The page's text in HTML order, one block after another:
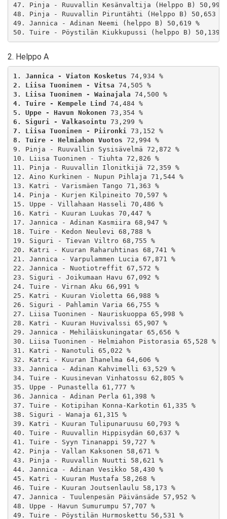
47. Pinja - Ruuvallin Kesänvaltija (Helppo B) 50,999
48. Pinja - Ruuvallin Piruntähti (Helppo B) 50,653 %
49. Jannica - Adinan Neemi (helppo B) 50,619 %
2. Helppo A
1. Jannica - Viaton Kosketus
74,934 %
2. Liisa Tuoninen - Vitsa
74,505 %
3. Liisa Tuoninen - Wainajala
74,500 %
4. Tuire - Kempele Lind
74,484 %
5. Uppe - Havun Nokonen
73,354 %
6. Siguri - Valkasointu
73,299 %
7. Liisa Tuoninen - Piironki
73,152 %
8. Tuire - Helmiahon Vuotos 72,994 %
9. Pinja - Ruuvallin Sysisävelmä 72,872 %
10. Liisa Tuoninen - Tiuhta 72,826 %
11. Pinja - Ruuvallin Ilonitkijä 72,359 %
12. Aino Kurkinen - Nupun Pihlaja 71,544 %
13. Katri - Varismäen Tango 71,363 %
14. Pinja - Kurjen Kilpineito 70,597 %
15. Uppe - Villahaan Hasseli 70,486 %
16. Katri - Kuuran Luukas 70,447 %
17. Jannica - Adinan Kasmiira 68,947 %
18. Tuire - Kedon Neulevi 68,788 %
19. Siguri - Tievan Viltro 68,755 %
20. Katri - Kuuran Raharuhtinas 68,741 %
21. Jannica - Varpulammen Lucia 67,871 %
22. Jannica - Nuotiotreffit 67,572 %
23. Siguri - Joikumaan Havu 67,092 %
24. Tuire - Virnan Aku 66,991 %
25. Katri - Kuuran Violetta 66,988 %
26. Siguri - Pahlamin Varia 66,755 %
27. Liisa Tuoninen - Nauriskuoppa 65,998 %
28. Katri - Kuuran Huvivalssi 65,907 %
29. Jannica - Mehiläiskuningatar 65,656 %
30. Liisa Tuoninen - Helmiahon Pistorasia 65,528 %
31. Katri - Nanotuli 65,022 %
32. Katri - Kuuran Ihanelma 64,606 %
33. Jannica - Adinan Kahvimelli 63,529 %
34. Tuire - Kuusinevan Vinhatossu 62,805 %
35. Uppe - Punastella 61,777 %
36. Jannica - Adinan Perla 61,398 %
37. Tuire - Kotipihan Konna-Karkotin 61,335 %
38. Siguri - Wanaja 61,315 %
39. Katri - Kuuran Tulipunaruusu 60,793 %
40. Tuire - Ruuvallin Hippisydän 60,637 %
41. Tuire - Syyn Tinanappi 59,727 %
42. Pinja - Vallan Kaksonen 58,671 %
43. Pinja - Ruuvallin Nuutti 58,621 %
44. Jannica - Adinan Vesikko 58,430 %
45. Katri - Kuuran Mustafa 58,268 %
46. Tuire - Kuuran Joutsenlaulu 58,173 %
47. Jannica - Tuulenpesän Päivänsäde 57,952 %
48. Uppe - Havun Sumurumpu 57,707 %
49. Tuire - Pöystilän Hurmoskettu 56,531 %